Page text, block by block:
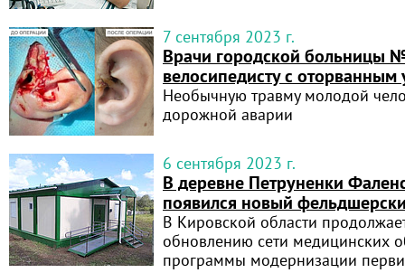
7 сентября 2023 г.
Врачи городской больницы
велосипедисту с оторванным
Необычную травму молодой
дорожной аварии
6 сентября 2023 г.
В деревне Петруненки
появился новый
В Кировской области
обновлению сети медицинских
программы модернизации